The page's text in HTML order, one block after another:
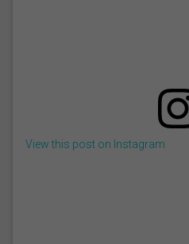
View this post on Instagram